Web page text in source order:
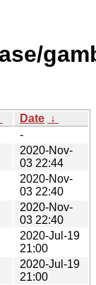
Date ↓
-
2020-Nov-
03 22:44
2020-Nov-
03 22:40
2020-Nov-
03 22:40
2020-Jul-19
21:00
2020-Jul-19
21:00